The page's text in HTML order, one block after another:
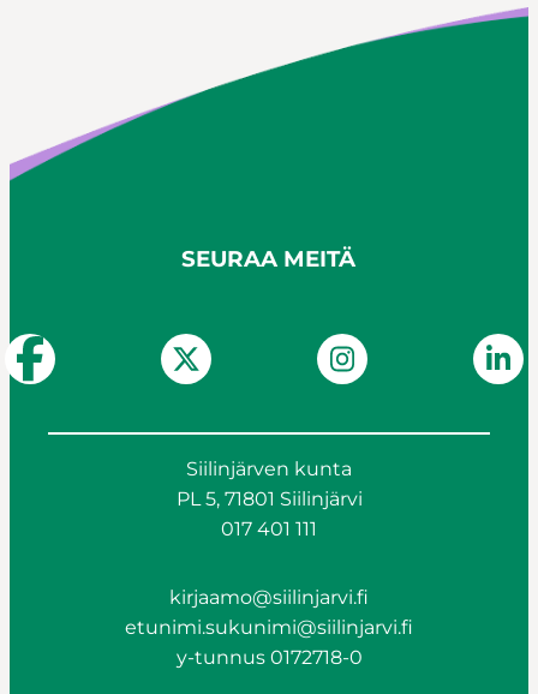
SEURAA MEITÄ
Siilinjärven kunta
PL 5, 71801 Siilinjärvi
017 401 111
kirjaamo@siilinjarvi.fi
etunimi.sukunimi@siilinjarvi.fi
y-tunnus 0172718-0